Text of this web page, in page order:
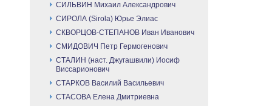
СИЛЬВИН Михаил Александрович
СИРОЛА (Sirola) Юрье Элиас
СКВОРЦОВ-СТЕПАНОВ Иван Иванович
СМИДОВИЧ Петр Гермогенович
СТАЛИН (наст. Джугашвили) Иосиф
Виссарионович
СТАРКОВ Василий Васильевич
СТАСОВА Елена Дмитриевна